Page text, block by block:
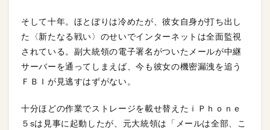
そして十年。ほとぼりは冷めたが、彼女自身が打ち出し
た〈新たなる戦い〉のせいでインターネットは全面監視
されている。副大統領の電子署名がついたメールが中継
サーバーを通ってしまえば、今も彼女の機密漏洩を追う
ＦＢＩが見逃すはずがない。
十分ほどの作業でストレージを載せ替えたｉＰｈｏｎｅ
５sは見事に起動したが、元大統領は「メールは全部、こ